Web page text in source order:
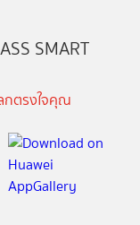
SMART
กตรงใจคุณ